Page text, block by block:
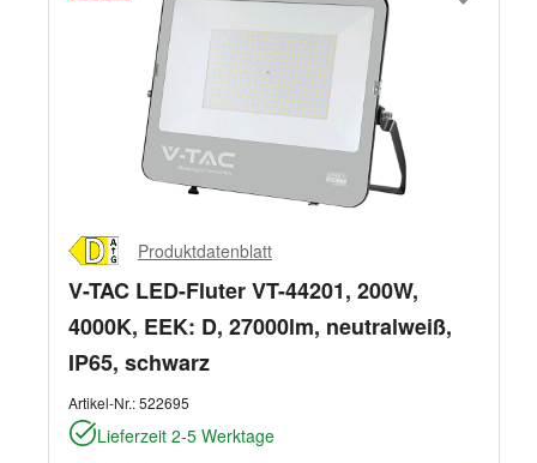
Produktdatenblatt
V-TAC LED-Fluter VT-44201, 200W,
4000K, EEK: D, 27000lm, neutralweiß,
IP65, schwarz
Artikel-Nr.:522695
Lieferzeit 2-5 Werktage